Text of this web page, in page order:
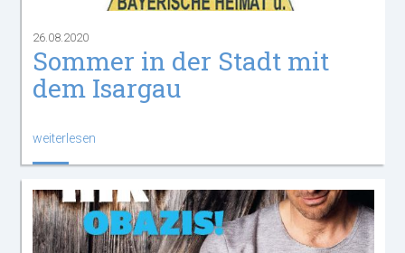
26.08.2020
Sommer in der Stadt mit
dem Isargau
weiterlesen